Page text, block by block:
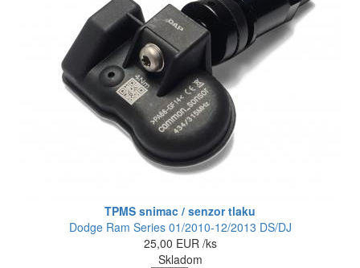
TPMS snimac / senzor tlaku
Dodge Ram Series 01/2010-12/2013 DS/DJ
25,00 EUR /ks
Skladom